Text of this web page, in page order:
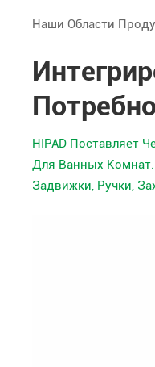
Наши Области
HIPAD Поставляет
Для Ванных
Задвижки, Ручки,